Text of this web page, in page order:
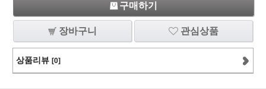
구매하기
장바구니 관심상품
상품리뷰 [0]